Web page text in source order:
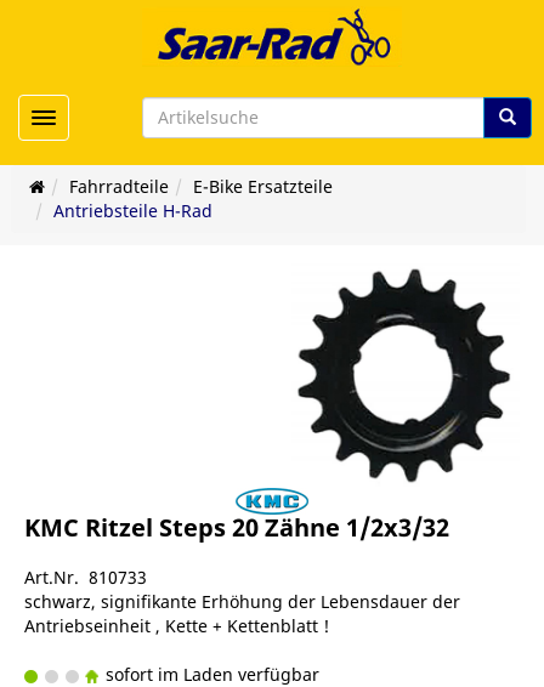
Toggle navigation
Fahrradteile
E-Bike Ersatzteile
Antriebsteile H-Rad
KMC Ritzel Steps 20 Zähne 1/2x3/32
Art.Nr. 810733
schwarz, signifikante Erhöhung der Lebensdauer der
Antriebseinheit , Kette + Kettenblatt !
sofort im Laden verfügbar